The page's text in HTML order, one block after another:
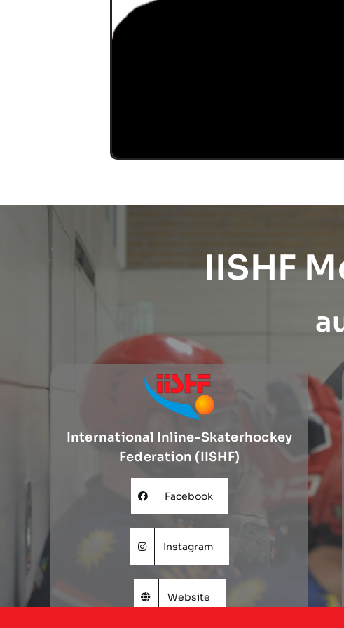
IISHF
International Inline-Skaterhockey
Federation (IISHF)
Facebook
Instagram
Website